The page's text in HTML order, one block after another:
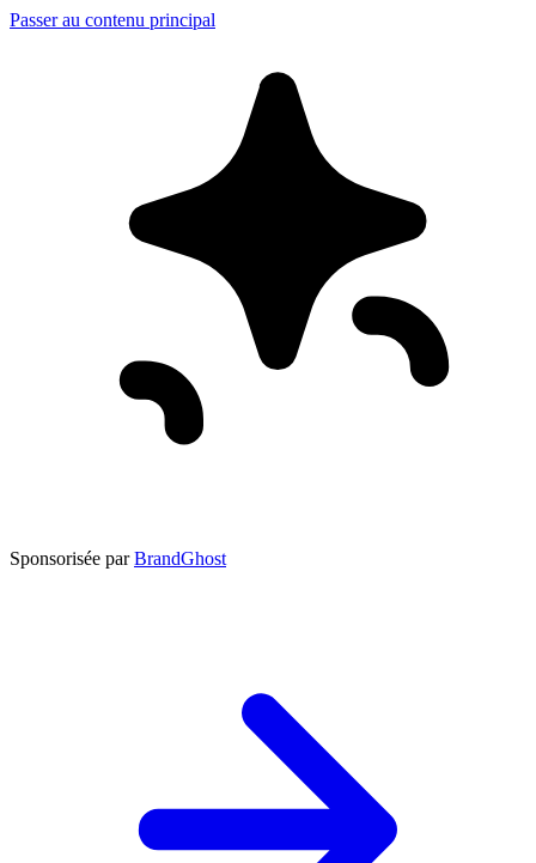
Passer au contenu principal
Sponsorisée par BrandGhost